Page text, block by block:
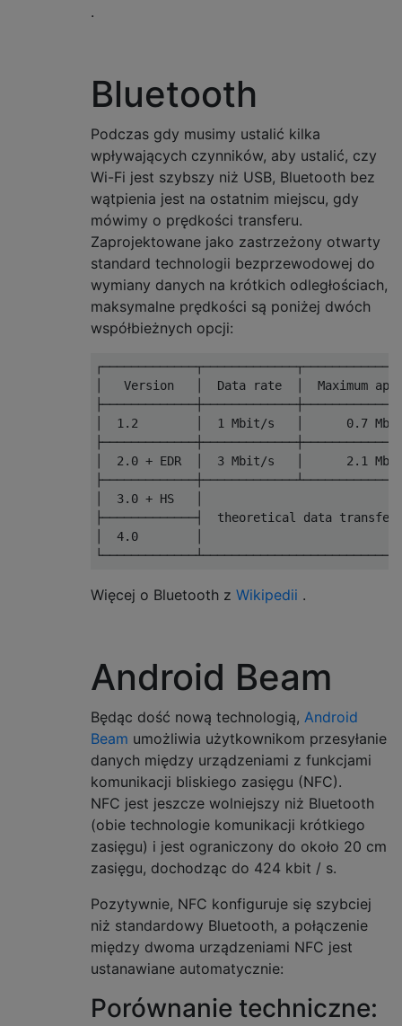
.
Bluetooth
Podczas gdy musimy ustalić kilka
wpływających czynników, aby ustalić, czy
Wi-Fi jest szybszy niż USB, Bluetooth bez
wątpienia jest na ostatnim miejscu, gdy
mówimy o prędkości transferu.
Zaprojektowane jako zastrzeżony otwarty
standard technologii bezprzewodowej do
wymiany danych na krótkich odległościach,
maksymalne prędkości są poniżej dwóch
współbieżnych opcji:
│   Version   │  Data rate  │  Maximum
│  1.2        │  1 Mbit/s   │      0.7
│  2.0 + EDR  │  3 Mbit/s   │
│  3.0 + HS   │
├─────────────┤  theoretical data
│  4.0        │
Więcej o Bluetooth z Wikipedii .
Android Beam
Będąc dość nową technologią, Android
Beam umożliwia użytkownikom przesyłanie
danych między urządzeniami z funkcjami
komunikacji bliskiego zasięgu (NFC).
NFC jest jeszcze wolniejszy niż Bluetooth
(obie technologie komunikacji krótkiego
zasięgu) i jest ograniczony do około 20 cm
zasięgu, dochodząc do 424 kbit / s.
Pozytywnie, NFC konfiguruje się szybciej
niż standardowy Bluetooth, a połączenie
między dwoma urządzeniami NFC jest
ustanawiane automatycznie:
Porównanie techniczne: